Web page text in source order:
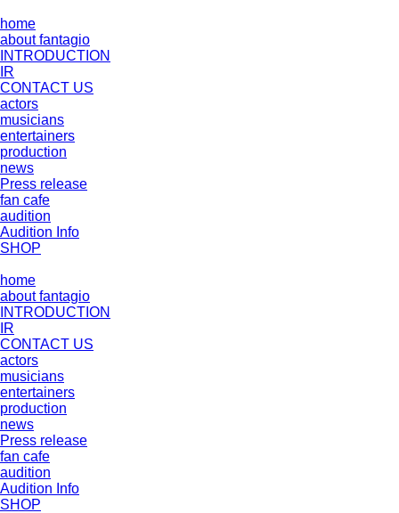
home
about fantagio
INTRODUCTION
IR
CONTACT US
actors
musicians
entertainers
production
news
Press release
fan cafe
audition
Audition Info
SHOP
home
about fantagio
INTRODUCTION
IR
CONTACT US
actors
musicians
entertainers
production
news
Press release
fan cafe
audition
Audition Info
SHOP